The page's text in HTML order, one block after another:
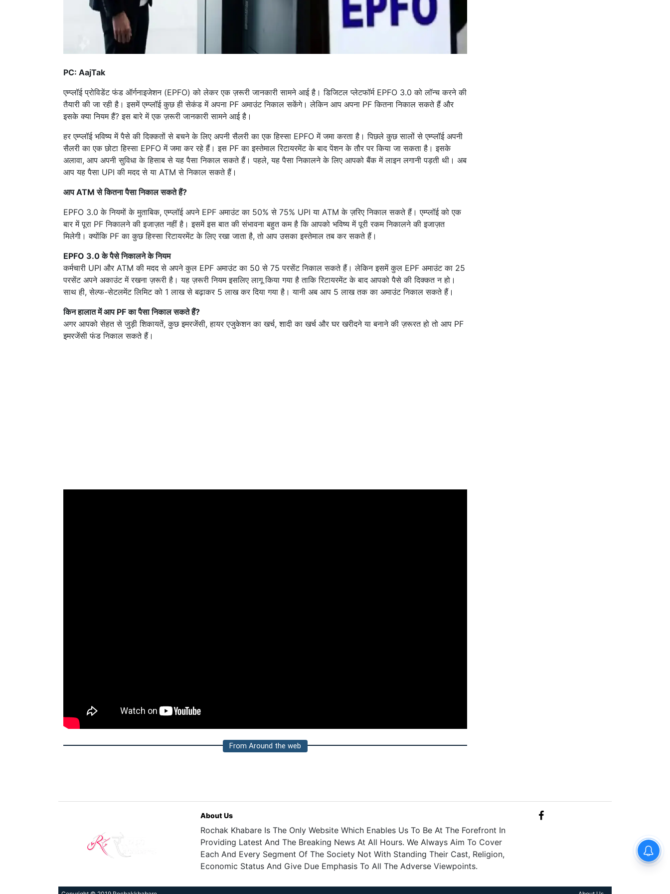
PC: AajTak
एम्प्लॉई प्रोविडेंट फंड ऑर्गनाइजेशन (EPFO) को लेकर एक ज़रूरी जानकारी सामने आई है। डिजिटल प्लेटफॉर्म EPFO ​​3.0 को लॉन्च करने की
तैयारी की जा रही है। इसमें एम्प्लॉई कुछ ही सेकंड में अपना PF अमाउंट निकाल सकेंगे। लेकिन आप अपना PF कितना निकाल सकते हैं और
इसके क्या नियम हैं? इस बारे में एक ज़रूरी जानकारी सामने आई है।
हर एम्प्लॉई भविष्य में पैसे की दिक्कतों से बचने के लिए अपनी सैलरी का एक हिस्सा EPFO ​​में जमा करता है। पिछले कुछ सालों से एम्प्लॉई अपनी
सैलरी का एक छोटा हिस्सा EPFO ​​में जमा कर रहे हैं। इस PF का इस्तेमाल रिटायरमेंट के बाद पेंशन के तौर पर किया जा सकता है। इसके
अलावा, आप अपनी सुविधा के हिसाब से यह पैसा निकाल सकते हैं। पहले, यह पैसा निकालने के लिए आपको बैंक में लाइन लगानी पड़ती थी। अब
आप यह पैसा UPI की मदद से या ATM से निकाल सकते हैं।
आप ATM से कितना पैसा निकाल सकते हैं?
EPFO 3.0 के नियमों के मुताबिक, एम्प्लॉई अपने EPF अमाउंट का 50% से 75% UPI या ATM के ज़रिए निकाल सकते हैं। एम्प्लॉई को एक
बार में पूरा PF निकालने की इजाज़त नहीं है। इसमें इस बात की संभावना बहुत कम है कि आपको भविष्य में पूरी रकम निकालने की इजाज़त
मिलेगी। क्योंकि PF का कुछ हिस्सा रिटायरमेंट के लिए रखा जाता है, तो आप उसका इस्तेमाल तब कर सकते हैं।
EPFO 3.0 के पैसे निकालने के नियम
कर्मचारी UPI और ATM की मदद से अपने कुल EPF अमाउंट का 50 से 75 परसेंट निकाल सकते हैं। लेकिन इसमें कुल EPF अमाउंट का 25
परसेंट अपने अकाउंट में रखना ज़रूरी है। यह ज़रूरी नियम इसलिए लागू किया गया है ताकि रिटायरमेंट के बाद आपको पैसे की दिक्कत न हो।
साथ ही, सेल्फ-सेटलमेंट लिमिट को 1 लाख से बढ़ाकर 5 लाख कर दिया गया है। यानी अब आप 5 लाख तक का अमाउंट निकाल सकते हैं।
किन हालात में आप PF का पैसा निकाल सकते हैं?
अगर आपको सेहत से जुड़ी शिकायतें, कुछ इमरजेंसी, हायर एजुकेशन का खर्च, शादी का खर्च और घर खरीदने या बनाने की ज़रूरत हो तो आप PF
इमरजेंसी फंड निकाल सकते हैं।
From Around the web
About Us
Rochak Khabare Is The Only Website Which Enables Us To Be At The Forefront In
Providing Latest And The Breaking News At All Hours. We Always Aim To Cover
Each And Every Segment Of The Society Not With Standing Their Cast, Religion,
Economic Status And Give Due Emphasis To All The Adverse Viewpoints.